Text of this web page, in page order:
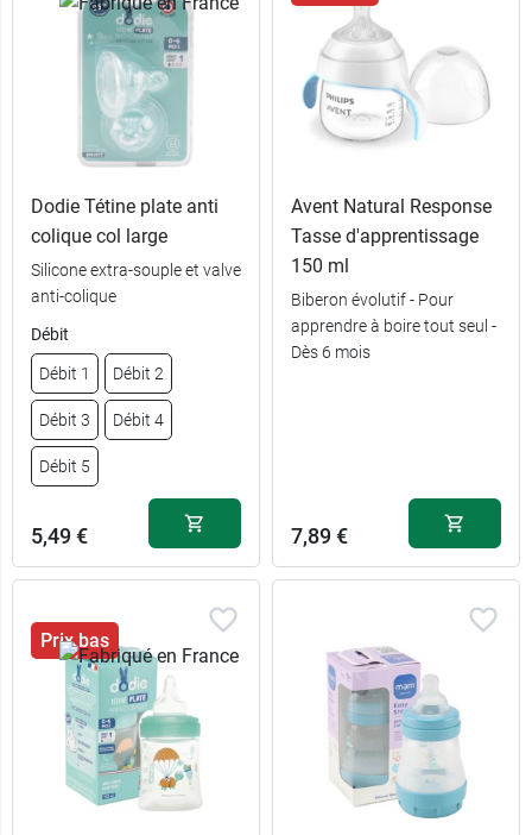
Bleu
Lilas 7,99 €
Beige 7,99 €
Vert + Bleu 12,99 €
Bleu 6,49 €
Rose
Dodie Tétine plate anti
colique col large
Silicone extra-souple et valve
anti-colique
Débit
Débit 1 Débit 2
Débit 3 Débit 4
Débit 5
5,49 €
Avent Natural Response
Tasse d'apprentissage
150 ml
Biberon évolutif - Pour
apprendre à boire tout seul -
Dès 6 mois
7,89 €
Prix bas